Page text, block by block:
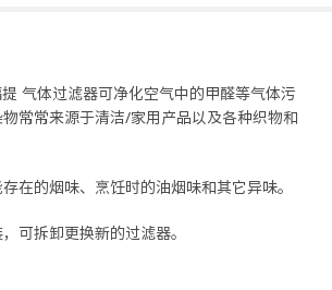
气体过滤器可净化空气中的甲醛等气体污
常常来源于清洁/家用产品以及各种织物和
在的烟味、烹饪时的油烟味和其它异味。
可拆卸更换新的过滤器。